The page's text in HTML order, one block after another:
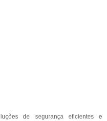
de segurança eficientes e